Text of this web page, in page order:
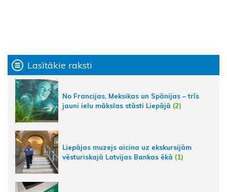
Lasītākie raksti
No Francijas, Meksikas un Spānijas – trīs
jauni ielu mākslas stāsti Liepājā (2)
Liepājas muzejs aicina uz ekskursijām
vēsturiskajā Latvijas Bankas ēkā (1)